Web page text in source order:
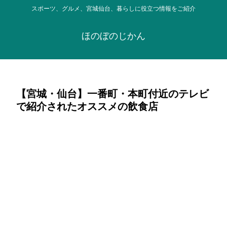
スポーツ、グルメ、宮城仙台、暮らしに役立つ情報をご紹介
ほのぼのじかん
【宮城・仙台】一番町・本町付近のテレビ
で紹介されたオススメの飲食店